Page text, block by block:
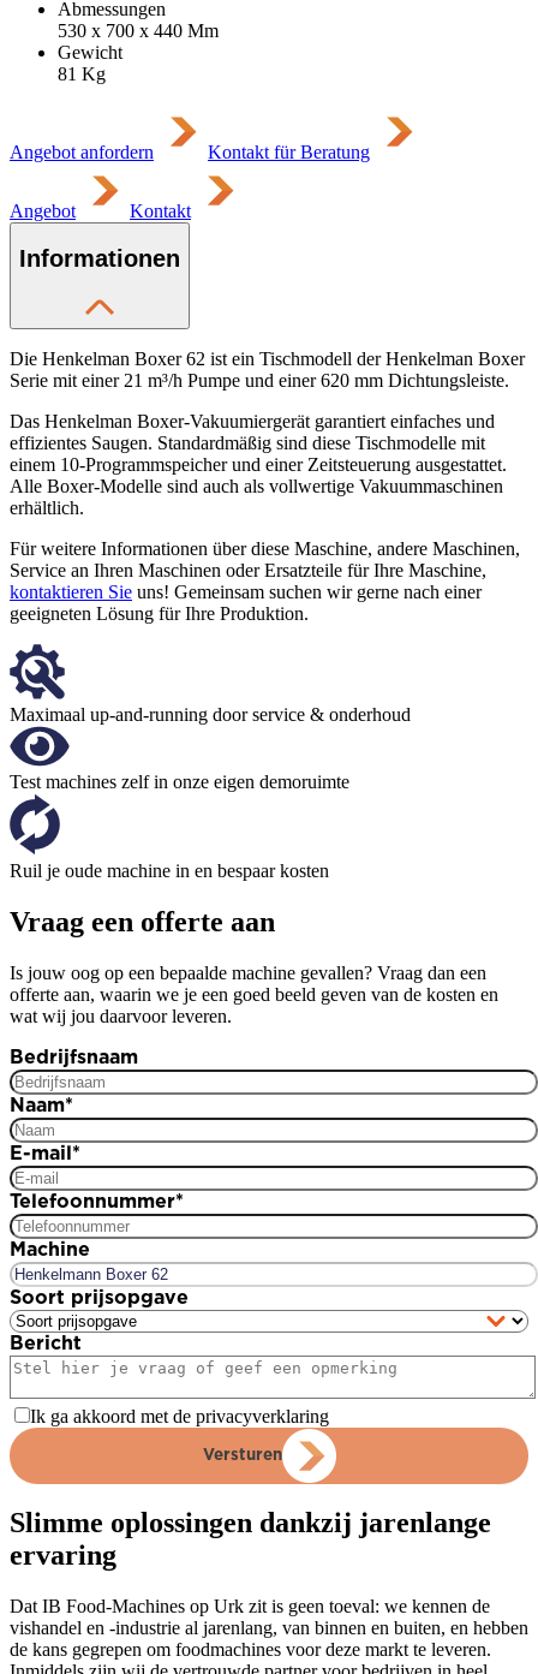
Abmessungen
530 x 700 x 440 Mm
Gewicht
81 Kg
Angebot anfordern Kontakt für Beratung
Angebot Kontakt
Informationen
Die Henkelman Boxer 62 ist ein Tischmodell der Henkelman Boxer
Serie mit einer 21 m³/h Pumpe und einer 620 mm Dichtungsleiste.
Das Henkelman Boxer-Vakuumiergerät garantiert einfaches und
effizientes Saugen. Standardmäßig sind diese Tischmodelle mit
einem 10-Programmspeicher und einer Zeitsteuerung ausgestattet.
Alle Boxer-Modelle sind auch als vollwertige Vakuummaschinen
erhältlich.
Für weitere Informationen über diese Maschine, andere Maschinen,
Service an Ihren Maschinen oder Ersatzteile für Ihre Maschine,
kontaktieren Sie uns! Gemeinsam suchen wir gerne nach einer
geeigneten Lösung für Ihre Produktion.
Maximaal up-and-running door service & onderhoud
Test machines zelf in onze eigen demoruimte
Ruil je oude machine in en bespaar kosten
Vraag een offerte aan
Is jouw oog op een bepaalde machine gevallen? Vraag dan een
offerte aan, waarin we je een goed beeld geven van de kosten en
wat wij jou daarvoor leveren.
Bedrijfsnaam
Naam*
E-mail*
Telefoonnummer*
Machine
Soort prijsopgave
Bericht
Ik ga akkoord met de privacyverklaring
Versturen
Slimme oplossingen dankzij jarenlange
ervaring
Dat IB Food-Machines op Urk zit is geen toeval: we kennen de
vishandel en -industrie al jarenlang, van binnen en buiten, en hebben
de kans gegrepen om foodmachines voor deze markt te leveren.